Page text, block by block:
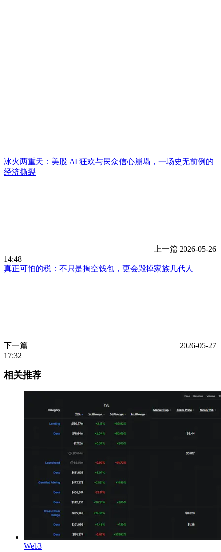
冰火两重天：美股 AI 狂欢与民众信心崩塌，一场史无前例的
经济撕裂
上一篇 2026-05-26
14:48
真正可怕的税：不只是掏空钱包，更会毁掉家族几代人
下一篇
2026-05-27
17:32
相关推荐
Web3